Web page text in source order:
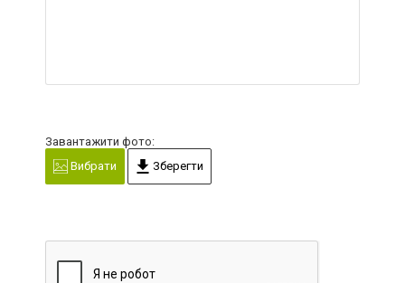
Завантажити фото:
Вибрати
Зберегти